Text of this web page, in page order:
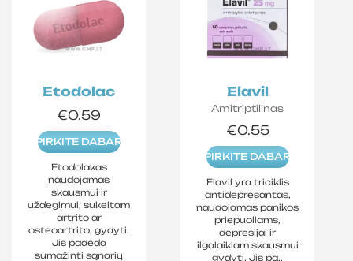
Etodolac
€0.59
PIRKITE DABAR
Etodolakas
naudojamas
skausmui ir
uždegimui, sukeltam
artrito ar
osteoartrito, gydyti.
Jis padeda
sumažinti sąnarių
Elavil
Amitriptilinas
€0.55
PIRKITE DABAR
Elavil yra triciklis
antidepresantas,
naudojamas panikos
priepuoliams,
depresijai ir
ilgalaikiam skausmui
gydyti. Jis pa..